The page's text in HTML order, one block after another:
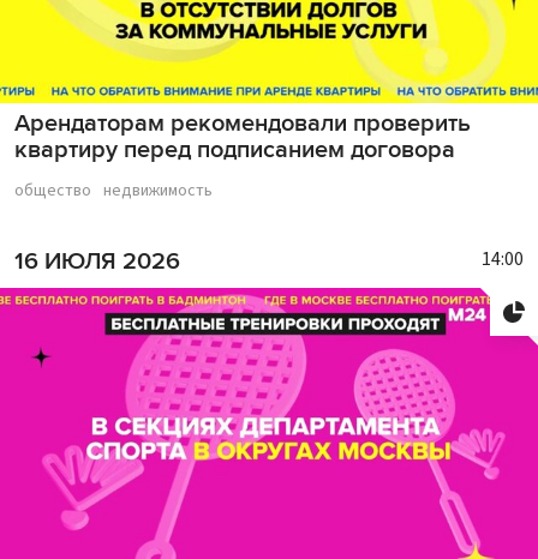
Арендаторам рекомендовали проверить
квартиру перед подписанием договора
общество недвижимость
16 ИЮЛЯ 2026 14:00